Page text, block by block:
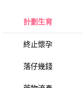
計劃生育
終止懷孕
落仔幾錢